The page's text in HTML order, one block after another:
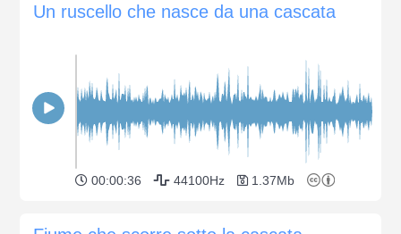
Un ruscello che nasce da una cascata
00:00:36 44100Hz 1.37Mb